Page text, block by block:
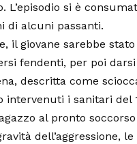
L’episodio si è
di alcuni passanti.
il giovane sarebbe
fendenti, per poi
descritta come
intervenuti i sanitari del
al pronto soccorso
dell’aggressione,